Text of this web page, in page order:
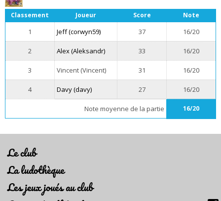
Classement Joueur Score Note
1 Jeff (corwyn59) 37 16/20
2 Alex (Aleksandr) 33 16/20
3 Vincent (Vincent) 31 16/20
4 Davy (davy) 27 16/20
Note moyenne de la partie 16/20
Le club
La ludothèque
Les jeux joués au club